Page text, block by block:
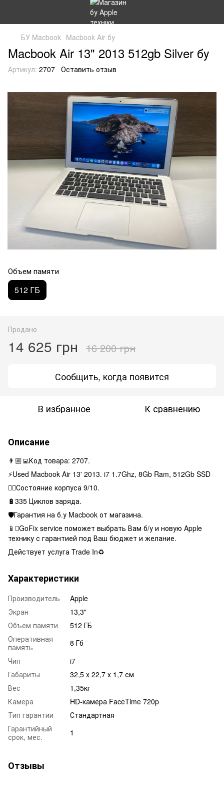
БУ Macbook Macbook Air бу
Macbook Air 13" 2013 512gb Silver бу
Артикул: 2707 Оставить отзыв
Объем памяти
512 ГБ
Продано
14 625 грн 16 200 грн
Сообщить, когда появится
В избранное К сравнению
Описание
👨🏼‍💻Код товара: 2707.
⚡️Used Macbook Air 13' 2013. i7 1.7Ghz, 8Gb Ram, 512Gb SSD
👌🏻Состояние корпуса 9/10.
🔋335 Циклов заряда.
🛡Гарантия на б.у Macbook от магазина.
📱GoFix service поможет выбрать Вам б/у и новую Apple
технику с гарантией под Ваш бюджет и желание.
Действует услуга Trade In♻️
Характеристики
Производитель
Apple
Экран
13,3"
Объем памяти
512 ГБ
Оперативная
память
8 Гб
Чип
i7
Габариты
32,5 x 22,7 x 1,7 см
Вес
1,35кг
Камера
HD‑камера FaceTime 720p
Тип гарантии
Стандартная
Гарантийный
срок, мес.
1
Отзывы